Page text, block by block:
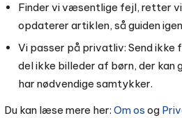
Finder vi væsentlige fejl, retter
opdaterer artiklen, så guiden
Vi passer på privatliv: Send ikke
del ikke billeder af børn, der kan
har nødvendige samtykker.
Du kan læse mere her: Om os og